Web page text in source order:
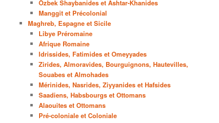
Özbek Shaybanides et Ashtar-Khanides
Manggit et Précolonial
Maghreb, Espagne et Sicile
Libye Préromaine
Afrique Romaine
Idrissides, Fatimides et Omeyyades
Zirides, Almoravides, Bourguignons, Hautevilles,
Souabes et Almohades
Mérinides, Nasrides, Ziyyanides et Hafsides
Saadiens, Habsbourgs et Ottomans
Alaouites et Ottomans
Pré-coloniale et Coloniale